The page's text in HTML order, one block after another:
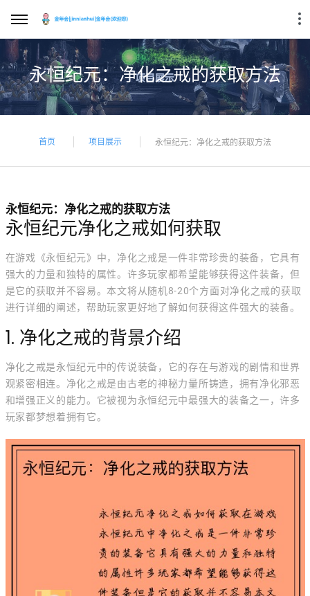
永恒纪元：净化之戒的获取方法
首页 项目展示 永恒纪元：净化之戒的获取方法
永恒纪元：净化之戒的获取方法
永恒纪元净化之戒如何获取
在游戏《永恒纪元》中，净化之戒是一件非常珍贵的装备，它具有
强大的力量和独特的属性。许多玩家都希望能够获得这件装备，但
是它的获取并不容易。本文将从随机8-20个方面对净化之戒的获取
进行详细的阐述，帮助玩家更好地了解如何获得这件强大的装备。
1. 净化之戒的背景介绍
净化之戒是永恒纪元中的传说装备，它的存在与游戏的剧情和世界
观紧密相连。净化之戒是由古老的神秘力量所铸造，拥有净化邪恶
和增强正义的能力。它被视为永恒纪元中最强大的装备之一，许多
玩家都梦想着拥有它。